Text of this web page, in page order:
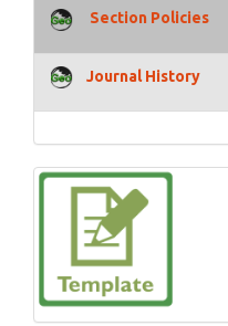
Section Policies
Journal History